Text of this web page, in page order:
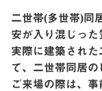
二世帯(多世帯)同
安が入り混じった
実際に建築され
て、二世帯同居
ご来場の際は、事